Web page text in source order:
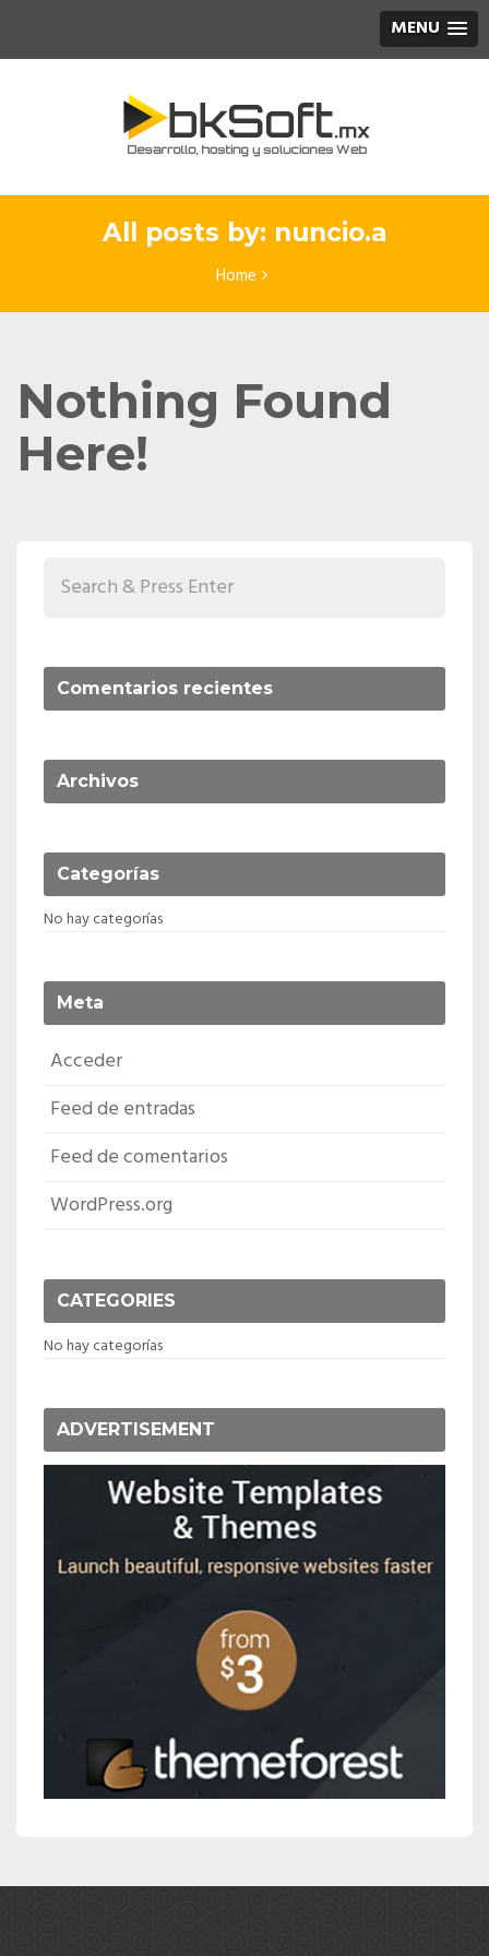
MENU
All posts by: nuncio.a
Home
Nothing Found
Here!
Comentarios recientes
Archivos
Categorías
No hay categorías
Meta
Acceder
Feed de entradas
Feed de comentarios
WordPress.org
CATEGORIES
No hay categorías
ADVERTISEMENT